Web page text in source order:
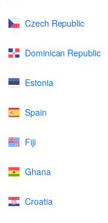
Czech Republic
Dominican Republic
Estonia
Spain
Fiji
Ghana
Croatia